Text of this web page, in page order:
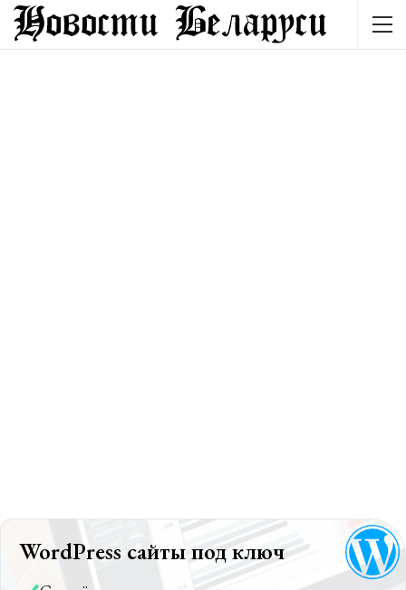
WordPress сайты под ключ